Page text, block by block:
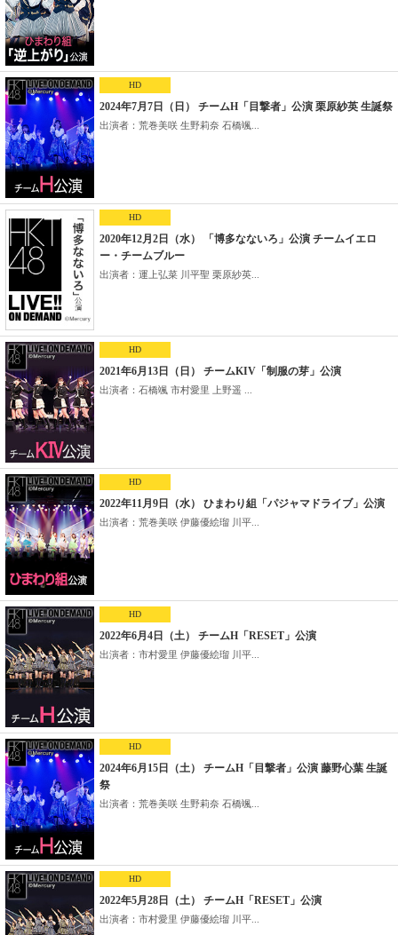
HD
2024年7月7日（日） チームH「目撃者」公演 栗原紗英 生誕祭
出演者：荒巻美咲 生野莉奈 石橋颯...
HD
2020年12月2日（水） 「博多なないろ」公演 チームイエロ
ー・チームブルー
出演者：運上弘菜 川平聖 栗原紗英...
HD
2021年6月13日（日） チームKIV「制服の芽」公演
出演者：石橋颯 市村愛里 上野遥 ...
HD
2022年11月9日（水） ひまわり組「パジャマドライブ」公演
出演者：荒巻美咲 伊藤優絵瑠 川平...
HD
2022年6月4日（土） チームH「RESET」公演
出演者：市村愛里 伊藤優絵瑠 川平...
HD
2024年6月15日（土） チームH「目撃者」公演 藤野心葉 生誕
祭
出演者：荒巻美咲 生野莉奈 石橋颯...
HD
2022年5月28日（土） チームH「RESET」公演
出演者：市村愛里 伊藤優絵瑠 川平...